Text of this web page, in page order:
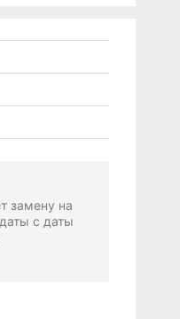
замену на
с даты